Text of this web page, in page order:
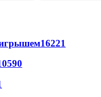
16221